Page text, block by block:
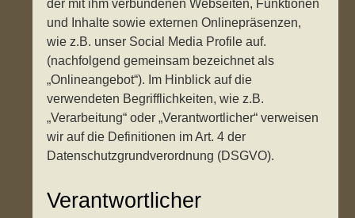
der mit ihm verbundenen Webseiten, Funktionen
und Inhalte sowie externen Onlinepräsenzen,
wie z.B. unser Social Media Profile auf.
(nachfolgend gemeinsam bezeichnet als
„Onlineangebot“). Im Hinblick auf die
verwendeten Begrifflichkeiten, wie z.B.
„Verarbeitung“ oder „Verantwortlicher“ verweisen
wir auf die Definitionen im Art. 4 der
Datenschutzgrundverordnung (DSGVO).
Verantwortlicher